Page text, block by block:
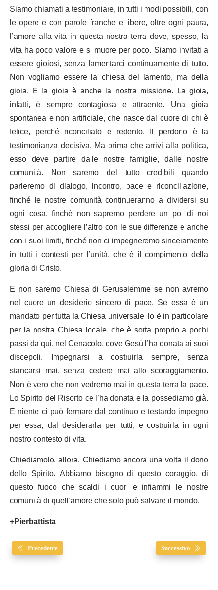
Siamo chiamati a testimoniare, in tutti i modi possibili, con
le opere e con parole franche e libere, oltre ogni paura,
l’amore alla vita in questa nostra terra dove, spesso, la
vita ha poco valore e si muore per poco. Siamo invitati a
essere gioiosi, senza lamentarci continuamente di tutto.
Non vogliamo essere la chiesa del lamento, ma della
gioia. E la gioia è anche la nostra missione. La gioia,
infatti, è sempre contagiosa e attraente. Una gioia
spontanea e non artificiale, che nasce dal cuore di chi è
felice, perché riconciliato e redento. Il perdono è la
testimonianza decisiva. Ma prima che arrivi alla politica,
esso deve partire dalle nostre famiglie, dalle nostre
comunità. Non saremo del tutto credibili quando
parleremo di dialogo, incontro, pace e riconciliazione,
finché le nostre comunità continueranno a dividersi su
ogni cosa, finché non sapremo perdere un po’ di noi
stessi per accogliere l’altro con le sue differenze e anche
con i suoi limiti, finché non ci impegneremo sinceramente
in tutti i contesti per l’unità, che è il compimento della
gloria di Cristo.
E non saremo Chiesa di Gerusalemme se non avremo
nel cuore un desiderio sincero di pace. Se essa è un
mandato per tutta la Chiesa universale, lo è in particolare
per la nostra Chiesa locale, che è sorta proprio a pochi
passi da qui, nel Cenacolo, dove Gesù l’ha donata ai suoi
discepoli. Impegnarsi a costruirla sempre, senza
stancarsi mai, senza cedere mai allo scoraggiamento.
Non è vero che non vedremo mai in questa terra la pace.
Lo Spirito del Risorto ce l’ha donata e la possediamo già.
E niente ci può fermare dal continuo e testardo impegno
per essa, dal desiderarla per tutti, e costruirla in ogni
nostro contesto di vita.
Chiediamolo, allora. Chiediamo ancora una volta il dono
dello Spirito. Abbiamo bisogno di questo coraggio, di
questo fuoco che scaldi i cuori e infiammi le nostre
comunità di quell’amore che solo può salvare il mondo.
+Pierbattista
Precedente Successivo